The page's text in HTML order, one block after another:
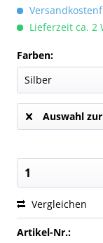
Lieferzeit ca. 2
Farben:
Auswahl
Vergleichen
Artikel-Nr.: